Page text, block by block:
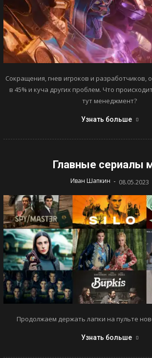
Сокращения, гнев игроков и разработчиков,
в 45% и куча других проблем. Что
тут менеджмент?
Узнать больше
Главные сериалы
Иван Шапкин - 08.05.2023
Продолжаем держать лапки на пульте
Узнать больше